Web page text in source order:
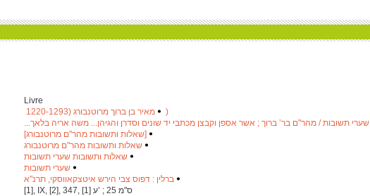
Livre
מאיר בן ברוך מרוטנבורג (1220-1293 ‬)
שערי תשובות / מהר"ם בר’ ברוך ; אשר אספן וקבצן מכתבי יד שונים וסדרן והגיהן... משה אריה בלאך...
[שאלות ותשובות מהר"ם מרוטנבורג]
שאלות ותשובות מהר"ם מרוטנבורג
שאלות ותשובות שערי תשובות
שערי תשובות
ברלין : דפוס צבי הירש איטצקאווסקי, תרנ"א
[‎1], IX, [‎2], ‎3‎4‎7, [‎1] ע’ ; ‎2‎5 ס"מ